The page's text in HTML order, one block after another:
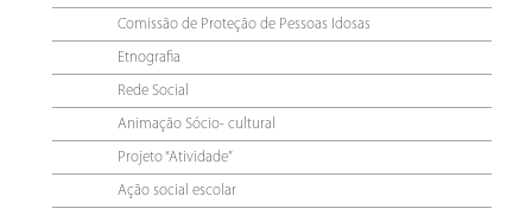
Comissão de Proteção de Pessoas Idosas
Etnografia
Rede Social
Animação Sócio- cultural
Projeto “Atividade”
Ação social escolar